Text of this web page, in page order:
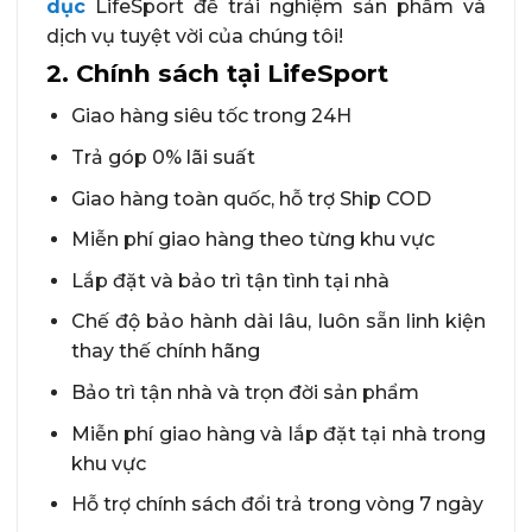
dục LifeSport để trải nghiệm sản phẩm và
dịch vụ tuyệt vời của chúng tôi!
2. Chính sách tại LifeSport
Giao hàng siêu tốc trong 24H
Trả góp 0% lãi suất
Giao hàng toàn quốc, hỗ trợ Ship COD
Miễn phí giao hàng theo từng khu vực
Lắp đặt và bảo trì tận tình tại nhà
Chế độ bảo hành dài lâu, luôn sẵn linh kiện
thay thế chính hãng
Bảo trì tận nhà và trọn đời sản phẩm
Miễn phí giao hàng và lắp đặt tại nhà trong
khu vực
Hỗ trợ chính sách đổi trả trong vòng 7 ngày